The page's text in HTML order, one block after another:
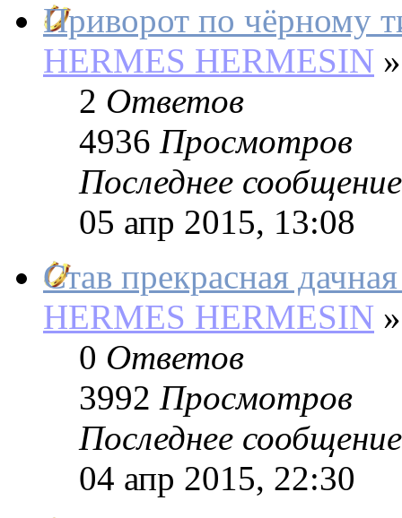
Приворот по чёрному
HERMES HERMESIN »
2 Ответов
4936 Просмотров
Последнее сообщение
05 апр 2015, 13:08
Став прекрасная
HERMES HERMESIN »
0 Ответов
3992 Просмотров
Последнее сообщение
04 апр 2015, 22:30